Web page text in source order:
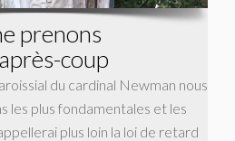
prenons
coup
du cardinal Newman nous
les plus fondamentales et les
plus loin la loi de retard